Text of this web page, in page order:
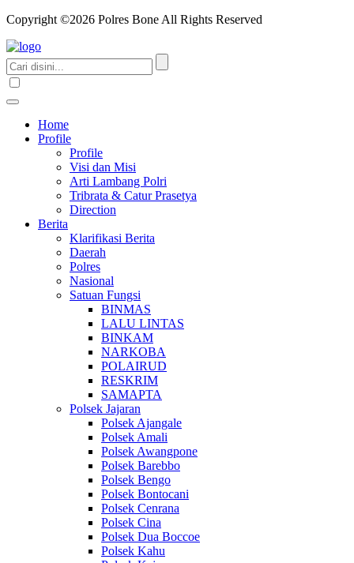
Copyright ©2026 Polres Bone All Rights Reserved
Home
Profile
Profile
Visi dan Misi
Arti Lambang Polri
Tribrata & Catur Prasetya
Direction
Berita
Klarifikasi Berita
Daerah
Polres
Nasional
Satuan Fungsi
BINMAS
LALU LINTAS
BINKAM
NARKOBA
POLAIRUD
RESKRIM
SAMAPTA
Polsek Jajaran
Polsek Ajangale
Polsek Amali
Polsek Awangpone
Polsek Barebbo
Polsek Bengo
Polsek Bontocani
Polsek Cenrana
Polsek Cina
Polsek Dua Boccoe
Polsek Kahu